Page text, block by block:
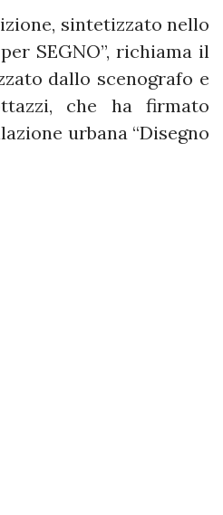
sintetizzato nello
SEGNO”, richiama il
dallo scenografo e
che ha firmato
urbana “Disegno